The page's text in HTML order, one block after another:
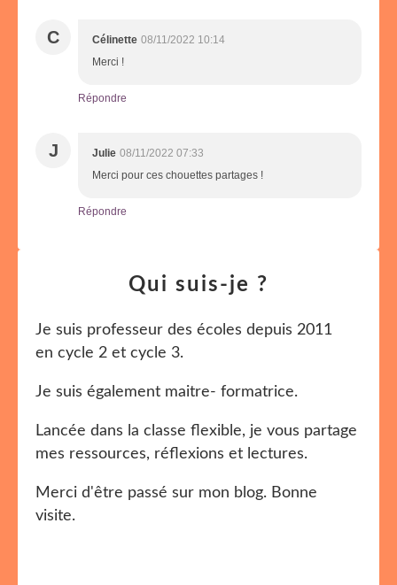
C Célinette 08/11/2022 10:14
Merci !
Répondre
J Julie 08/11/2022 07:33
Merci pour ces chouettes partages !
Répondre
Qui suis-je ?
Je suis professeur des écoles depuis 2011
en cycle 2 et cycle 3.
Je suis également maitre- formatrice.
Lancée dans la classe flexible, je vous partage
mes ressources, réflexions et lectures.
Merci d'être passé sur mon blog. Bonne
visite.